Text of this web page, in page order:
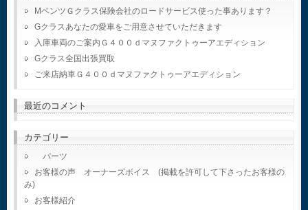
MベンツＧクラス保険会社のロードサービス使った事あります？
Gクラスあなたの愛車をご用意させていただきます
入庫車両のご案内Ｇ４００ｄマヌファクトゥーアエディション
Gクラス全国出張買取
ご来店納車Ｇ４００ｄマヌファクトゥーアエディション
最近のコメント
カテゴリー
パーツ
お客様の声 オーナーズボイス (掲載を許可して下さったお客様の
み)
お客様紹介